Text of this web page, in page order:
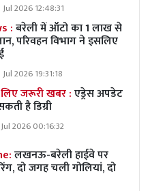
2026 12:48:31
:बरेली में ऑटो का 1 लाख से
परिवहन विभाग ने इसलिए
2026 19:31:18
लिए जरूरी खबर :एड्रेस अपडेट
है डिग्री
2026 00:16:32
लखनऊ-बरेली हाईवे पर
दो जगह चली गोलियां, दो